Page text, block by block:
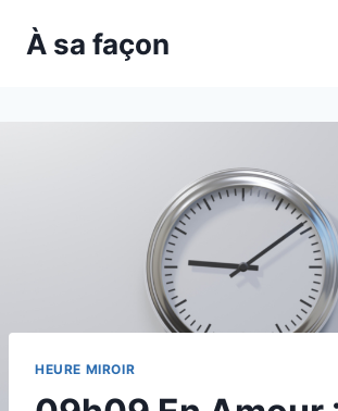
À sa façon
HEURE MIROIR